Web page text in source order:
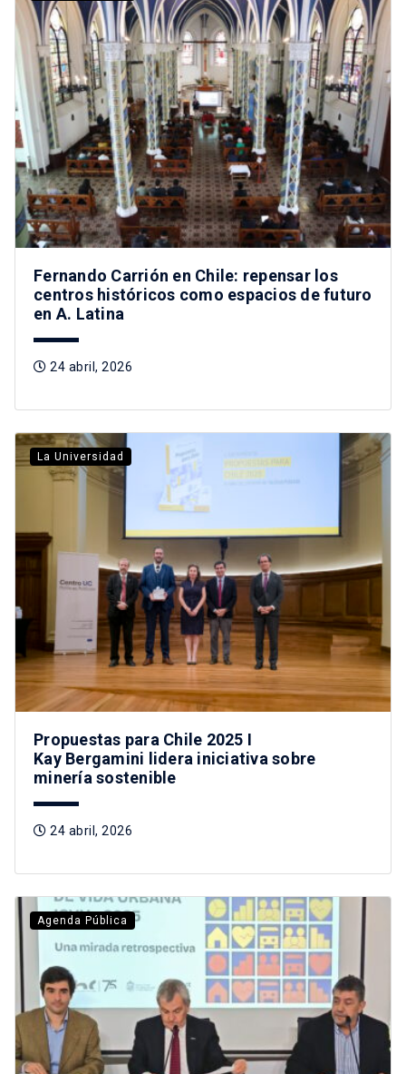
Fernando Carrión en Chile: repensar los
centros históricos como espacios de futuro
en A. Latina
24 abril, 2026
La Universidad
Propuestas para Chile 2025 I
Kay Bergamini lidera iniciativa sobre
minería sostenible
24 abril, 2026
Agenda Pública